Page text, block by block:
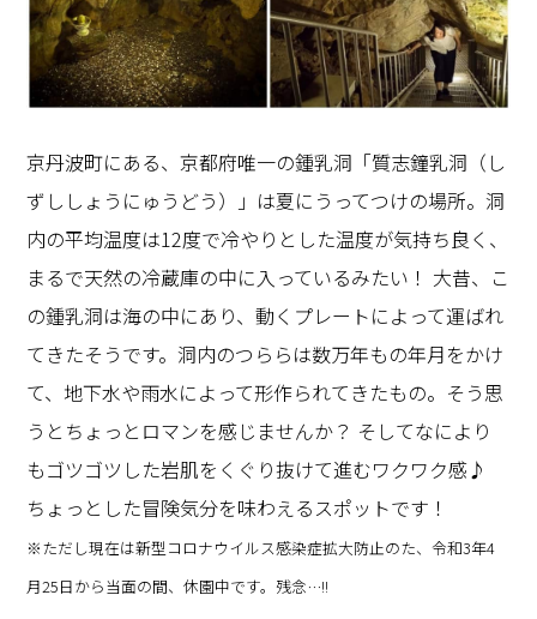
京丹波町にある、京都府唯一の鍾乳洞「質志鐘乳洞（し
ずししょうにゅうどう）」は夏にうってつけの場所。洞
内の平均温度は12度で冷やりとした温度が気持ち良く、
まるで天然の冷蔵庫の中に入っているみたい！ 大昔、こ
の鍾乳洞は海の中にあり、動くプレートによって運ばれ
てきたそうです。洞内のつららは数万年もの年月をかけ
て、地下水や雨水によって形作られてきたもの。そう思
うとちょっとロマンを感じませんか？ そしてなにより
もゴツゴツした岩肌をくぐり抜けて進むワクワク感♪
ちょっとした冒険気分を味わえるスポットです！
※ただし現在は新型コロナウイルス感染症拡大防止のた、令和3年4
月25日から当面の間、休園中です。残念…!!